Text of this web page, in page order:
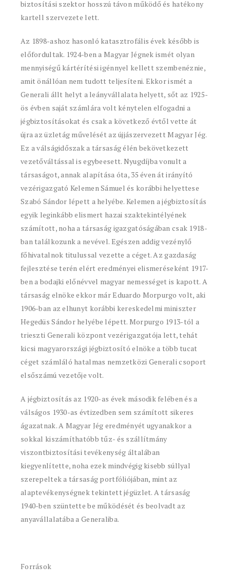
biztosítási szektor hosszú távon működő és hatékony
kartell szervezete lett.
Az 1898-ashoz hasonló katasztrofális évek később is
előfordultak. 1924-ben a Magyar Jégnek ismét olyan
mennyiségű kártérítési igénnyel kellett szembenéznie,
amit önállóan nem tudott teljesíteni. Ekkor ismét a
Generali állt helyt a leányvállalata helyett, sőt az 1925-
ös évben saját számlára volt kénytelen elfogadni a
jégbiztosításokat és csak a következő évtől vette át
újra az üzletág művelését az újjászervezett Magyar Jég.
Ez a válságidőszak a társaság élén bekövetkezett
vezetőváltással is egybeesett. Nyugdíjba vonult a
társaságot, annak alapítása óta, 35 éven át irányító
vezérigazgató Kelemen Sámuel és korábbi helyettese
Szabó Sándor lépett a helyébe. Kelemen a jégbiztosítás
egyik leginkább elismert hazai szaktekintélyének
számított, noha a társaság igazgatóságában csak 1918-
ban találkozunk a nevével. Egészen addig vezénylő
főhivatalnok titulussal vezette a céget. Az gazdaság
fejlesztése terén elért eredményei elismeréseként 1917-
ben a bodajki előnévvel magyar nemességet is kapott. A
társaság elnöke ekkor már Eduardo Morpurgo volt, aki
1906-ban az elhunyt korábbi kereskedelmi miniszter
Hegedüs Sándor helyébe lépett. Morpurgo 1913-tól a
trieszti Generali központ vezérigazgatója lett, tehát
kicsi magyarországi jégbiztosító elnöke a több tucat
céget számláló hatalmas nemzetközi Generali csoport
elsőszámú vezetője volt.
A jégbiztosítás az 1920-as évek második felében és a
válságos 1930-as évtizedben sem számított sikeres
ágazatnak. A Magyar Jég eredményét ugyanakkor a
sokkal kiszámíthatóbb tűz- és szállítmány
viszontbiztosítási tevékenység általában
kiegyenlítette, noha ezek mindvégig kisebb súllyal
szerepeltek a társaság portfóliójában, mint az
alaptevékenységnek tekintett jégüzlet. A társaság
1940-ben szüntette be működését és beolvadt az
anyavállalatába a Generaliba.
Források